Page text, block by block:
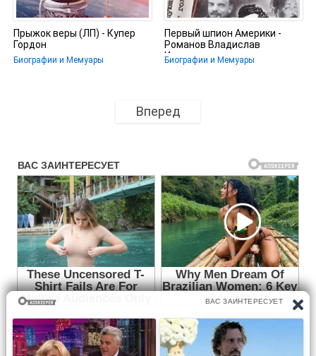
Прыжок веры (ЛП) - Купер
Гордон
Биографии и Мемуары
Первый шпион Америки -
Романов Владислав
Иванович
Биографии и Мемуары
Вперед